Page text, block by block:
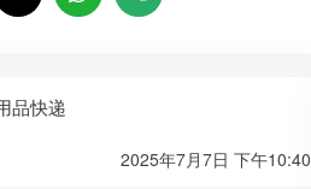
品快递
2025年7月7日 下午10:40